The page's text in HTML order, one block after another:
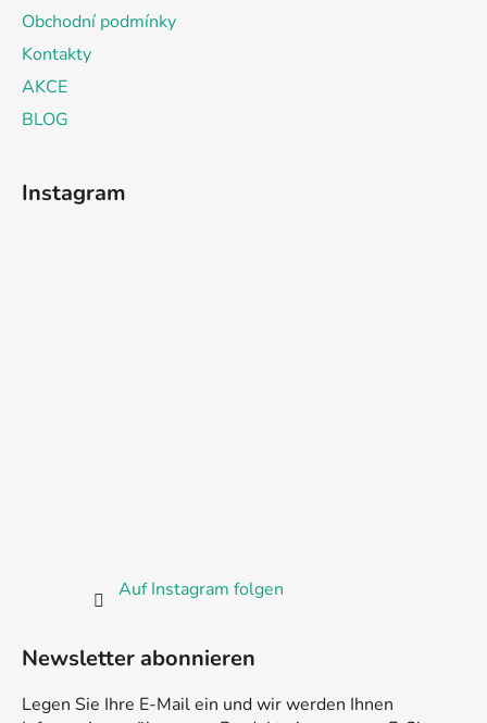
Obchodní podmínky
Kontakty
AKCE
BLOG
Instagram
Auf Instagram folgen
Newsletter abonnieren
Legen Sie Ihre E-Mail ein und wir werden Ihnen